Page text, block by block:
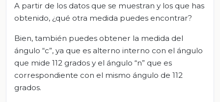
A partir de los datos que se muestran y los que has
obtenido, ¿qué otra medida puedes encontrar?
Bien, también puedes obtener la medida del
ángulo “c”, ya que es alterno interno con el ángulo
que mide 112 grados y el ángulo “n” que es
correspondiente con el mismo ángulo de 112
grados.